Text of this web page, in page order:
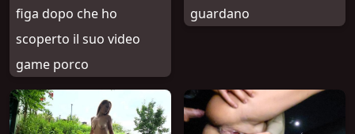
figa dopo che ho
scoperto il suo video
game porco
guardano